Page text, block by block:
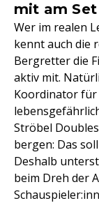
mit am Set
Wer im realen
kennt auch die
Bergretter die
aktiv mit.
Koordinator für
Ströbel
bergen: Das
Deshalb
beim Dreh der